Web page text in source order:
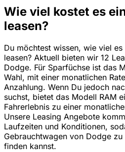
Wie viel kostet es
leasen?
Du möchtest wissen, wie viel
leasen? Aktuell bieten wir 12
Dodge. Für Sparfüchse ist das
Wahl, mit einer monatlichen
Anzahlung. Wenn Du jedoch
suchst, bietet das Modell RAM
Fahrerlebnis zu einer
Unsere Leasing Angebote
Laufzeiten und Konditionen,
Gebrauchtwagen von Dodge
finden kannst.